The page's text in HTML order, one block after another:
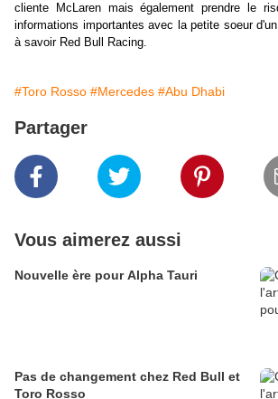
cliente McLaren mais également prendre le
informations importantes avec la petite soeur
à savoir Red Bull Racing.
#Toro Rosso #Mercedes #Abu Dhabi
Partager
Vous aimerez aussi
Nouvelle ère pour Alpha Tauri
Pas de changement chez Red Bull et
Toro Rosso